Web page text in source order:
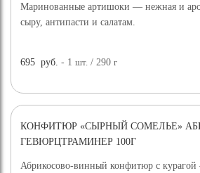
Маринованные артишоки — нежная и
сыру, антипасти и салатам.
695 руб. - 1шт. / 290г
КОНФИТЮР «СЫРНЫЙ СОМЕЛЬЕ»
ГЕВЮРЦТРАМИНЕР 100Г
Абрикосово-винный конфитюр с